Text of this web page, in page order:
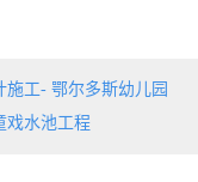
施工- 鄂尔多斯幼儿园
戏水池工程